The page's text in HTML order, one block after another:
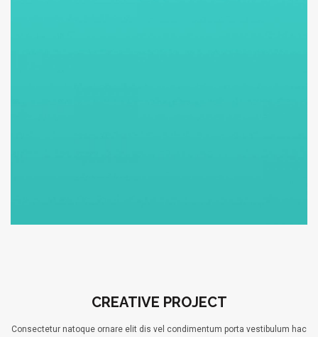
CREATIVE PROJECT
Consectetur natoque ornare elit dis vel condimentum porta vestibulum hac